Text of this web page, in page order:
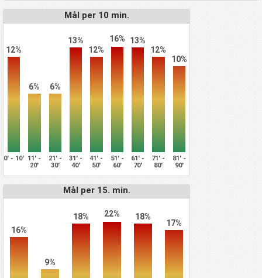
Mål per 10 min.
12%
6% 6%
13%
12%
16%
13%
12%
10%
0' - 10' 11' -
20'
21' -
30'
31' -
40'
41' -
50'
51' -
60'
61' -
70'
71' -
80'
81' -
90'
Mål per 15. min.
16%
9%
18% 22% 18%
17%